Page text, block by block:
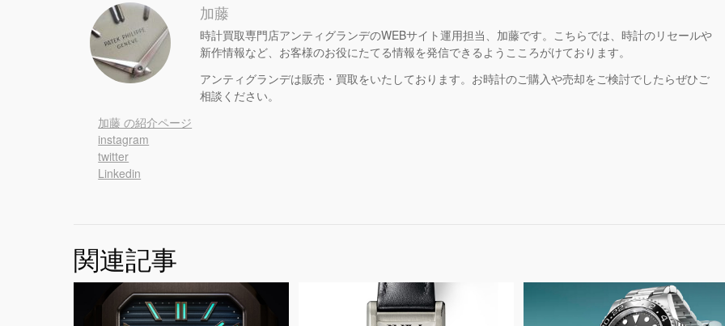
加藤
時計買取専門店アンティグランデのWEBサイト運用担当、加藤です。こちらでは、時計のリセールや
新作情報など、お客様のお役にたてる情報を発信できるようこころがけております。
アンティグランデは販売・買取をいたしております。お時計のご購入や売却をご検討でしたらぜひご
相談ください。
加藤 の紹介ページ
instagram
twitter
Linkedin
関連記事